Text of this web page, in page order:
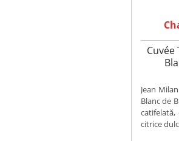
Cuvée
Jean
Blanc de
citrice